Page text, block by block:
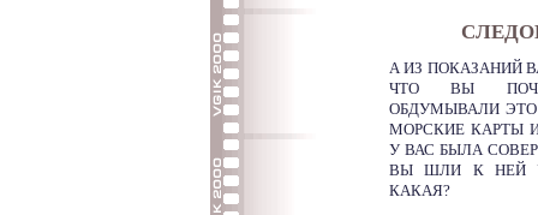
А ИЗ ПОКАЗАНИЙ
ЧТО ВЫ
ОБДУМЫВАЛИ ЭТО
МОРСКИЕ КАРТЫ
У ВАС БЫЛА
ВЫ ШЛИ К НЕЙ
КАКАЯ?